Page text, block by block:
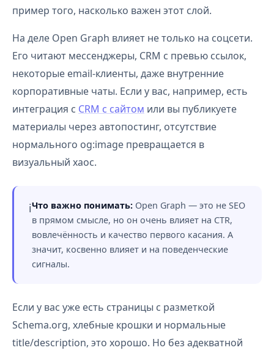
пример того, насколько важен этот слой.
На деле Open Graph влияет не только на соцсети.
Его читают мессенджеры, CRM с превью ссылок,
некоторые email-клиенты, даже внутренние
корпоративные чаты. Если у вас, например, есть
интеграция с CRM с сайтом или вы публикуете
материалы через автопостинг, отсутствие
нормального og:image превращается в
визуальный хаос.
ℹ️Что важно понимать: Open Graph — это не SEO
в прямом смысле, но он очень влияет на CTR,
вовлечённость и качество первого касания. А
значит, косвенно влияет и на поведенческие
сигналы.
Если у вас уже есть страницы с разметкой
Schema.org, хлебные крошки и нормальные
title/description, это хорошо. Но без адекватной